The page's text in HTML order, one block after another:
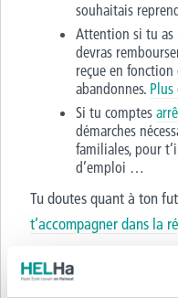
souhaitais
Attention si tu as
devras
reçue en
abandonnes. Plus
Si tu comptes
démarches
familiales, pour
d’emploi …
Tu doutes quant à ton
t’accompagner dans la